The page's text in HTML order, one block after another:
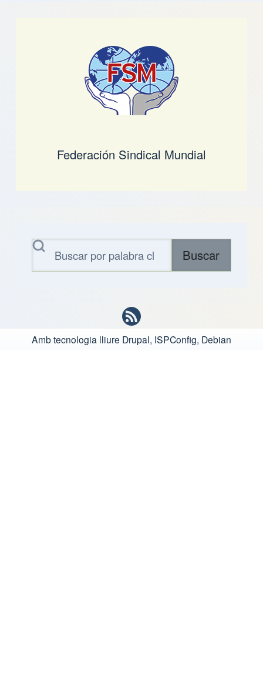
Federación Sindical Mundial
Buscar
Amb tecnologia lliure Drupal, ISPConfig, Debian